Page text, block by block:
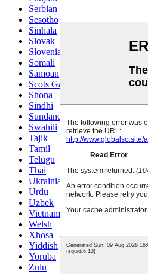
Serbian
Sesotho
Sinhala
Slovak
Slovenian
Somali
Samoan
Scots Gaelic
Shona
Sindhi
Sundanese
Swahili
Tajik
Tamil
Telugu
Thai
Ukrainian
Urdu
Uzbek
Vietnamese
Welsh
Xhosa
Yiddish
Yoruba
Zulu